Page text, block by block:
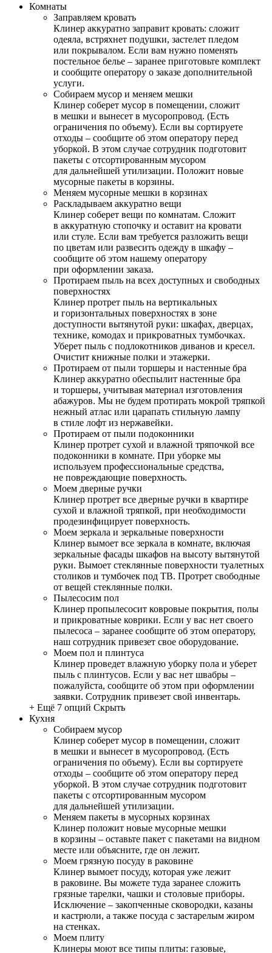
Комнаты
Заправляем кровать
Клинер аккуратно заправит кровать: сложит
одеяла, встряхнет подушки, застелет пледом
или покрывалом. Если вам нужно поменять
постельное белье – заранее приготовьте комплект
и сообщите оператору о заказе дополнительной
услуги.
Собираем мусор и меняем мешки
Клинер соберет мусор в помещении, сложит
в мешки и вынесет в мусоропровод. (Есть
ограничения по объему). Если вы сортируете
отходы – сообщите об этом оператору перед
уборкой. В этом случае сотрудник подготовит
пакеты с отсортированным мусором
для дальнейшей утилизации. Положит новые
мусорные пакеты в корзины.
Меняем мусорные мешки в корзинах
Раскладываем аккуратно вещи
Клинер соберет вещи по комнатам. Сложит
в аккуратную стопочку и оставит на кровати
или стуле. Если вам требуется разложить вещи
по цветам или развесить одежду в шкафу –
сообщите об этом нашему оператору
при оформлении заказа.
Протираем пыль на всех доступных и свободных
поверхностях
Клинер протрет пыль на вертикальных
и горизонтальных поверхностях в зоне
доступности вытянутой руки: шкафах, дверцах,
технике, комодах и прикроватных тумбочках.
Уберет пыль с подлокотников диванов и кресел.
Очистит книжные полки и этажерки.
Протираем от пыли торшеры и настенные бра
Клинер аккуратно обеспылит настенные бра
и торшеры, учитывая материал изготовления
абажуров. Мы не будем протирать мокрой тряпкой
нежный атлас или царапать стильную лампу
в стиле лофт из нержавейки.
Протираем от пыли подоконники
Клинер протрет сухой и влажной тряпочкой все
подоконники в комнате. При уборке мы
используем профессиональные средства,
не повреждающие поверхность.
Моем дверные ручки
Клинер протрет все дверные ручки в квартире
сухой и влажной тряпкой, при необходимости
продезинфицирует поверхность.
Моем зеркала и зеркальные поверхности
Клинер вымоет все зеркала в комнате, включая
зеркальные фасады шкафов на высоту вытянутой
руки. Вымоет стеклянные поверхности туалетных
столиков и тумбочек под ТВ. Протрет свободные
от вещей стеклянные полки.
Пылесосим пол
Клинер пропылесосит ковровые покрытия, полы
и прикроватные коврики. Если у вас нет своего
пылесоса – заранее сообщите об этом оператору,
наш сотрудник привезет свое оборудование.
Моем пол и плинтуса
Клинер проведет влажную уборку пола и уберет
пыль с плинтусов. Если у вас нет швабры –
пожалуйста, сообщите об этом при оформлении
заявки. Сотрудник привезет свой инвентарь.
+ Ещё 7 опций Скрыть
Кухня
Собираем мусор
Клинер соберет мусор в помещении, сложит
в мешки и вынесет в мусоропровод. (Есть
ограничения по объему). Если вы сортируете
отходы – сообщите об этом оператору перед
уборкой. В этом случае сотрудник подготовит
пакеты с отсортированным мусором
для дальнейшей утилизации.
Меняем пакеты в мусорных корзинах
Клинер положит новые мусорные мешки
в корзины – оставьте пакет с пакетами на видном
месте или объясните, где он лежит.
Моем грязную посуду в раковине
Клинер вымоет посуду, которая уже лежит
в раковине. Вы можете туда заранее сложить
грязные тарелки, чашки и столовые приборы.
Исключение – закопченные сковородки, казаны
и кастрюли, а также посуда с застарелым жиром
на стенках.
Моем плиту
Клинеры моют все типы плиты: газовые,